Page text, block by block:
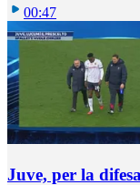
00:47
Juve, per la